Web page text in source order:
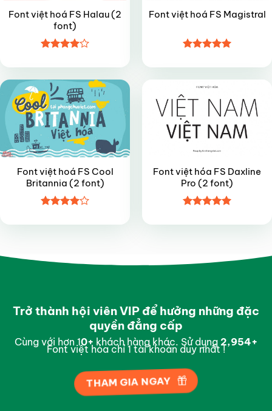
Font việt hoá FS Halau (2
font)
xếp hạng
Font việt hoá FS Magistral
hạng55
Font việt hoá FS Cool
Britannia (2 font)
xếp hạng
Font việt hóa FS Daxline
Pro (2 font)
hạng55
Trở thành hội viên VIP để hưởng những đặc
quyền đẳng cấp
Cùng với hơn 10+ khách hàng khác. Sử dụng 2,997+
Font việt hóa chỉ 1 tài khoản duy nhất !
THAM GIA NGAY